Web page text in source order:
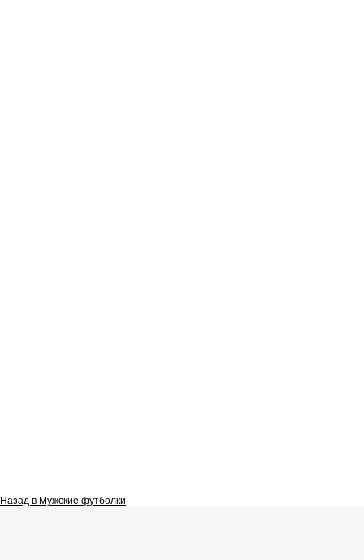
Назад в Мужские футболки